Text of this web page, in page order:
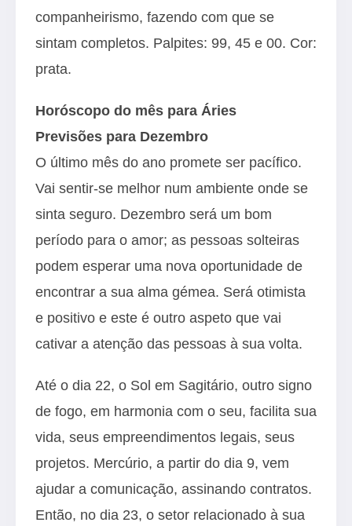
companheirismo, fazendo com que se
sintam completos. Palpites: 99, 45 e 00. Cor:
prata.
Horóscopo do mês para Áries
Previsões para Dezembro
O último mês do ano promete ser pacífico.
Vai sentir-se melhor num ambiente onde se
sinta seguro. Dezembro será um bom
período para o amor; as pessoas solteiras
podem esperar uma nova oportunidade de
encontrar a sua alma gémea. Será otimista
e positivo e este é outro aspeto que vai
cativar a atenção das pessoas à sua volta.
Até o dia 22, o Sol em Sagitário, outro signo
de fogo, em harmonia com o seu, facilita sua
vida, seus empreendimentos legais, seus
projetos. Mercúrio, a partir do dia 9, vem
ajudar a comunicação, assinando contratos.
Então, no dia 23, o setor relacionado à sua